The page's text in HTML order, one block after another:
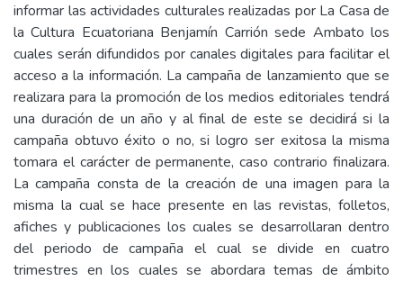
informar las actividades culturales realizadas por La Casa de
la Cultura Ecuatoriana Benjamín Carrión sede Ambato los
cuales serán difundidos por canales digitales para facilitar el
acceso a la información. La campaña de lanzamiento que se
realizara para la promoción de los medios editoriales tendrá
una duración de un año y al final de este se decidirá si la
campaña obtuvo éxito o no, si logro ser exitosa la misma
tomara el carácter de permanente, caso contrario finalizara.
La campaña consta de la creación de una imagen para la
misma la cual se hace presente en las revistas, folletos,
afiches y publicaciones los cuales se desarrollaran dentro
del periodo de campaña el cual se divide en cuatro
trimestres en los cuales se abordara temas de ámbito